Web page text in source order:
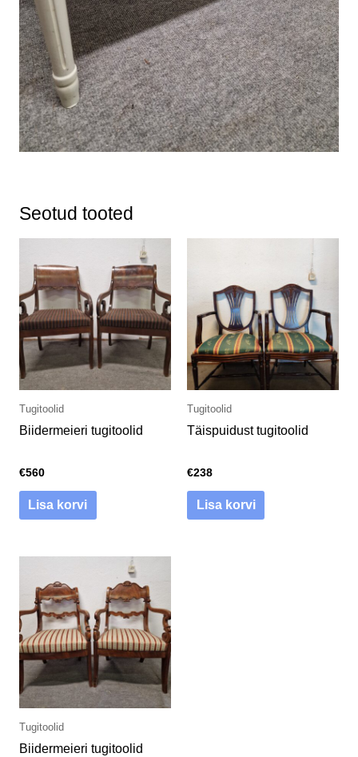
Seotud tooted
Tugitoolid
Biidermeieri tugitoolid
€560
Lisa korvi
Tugitoolid
Täispuidust tugitoolid
€238
Lisa korvi
Tugitoolid
Biidermeieri tugitoolid